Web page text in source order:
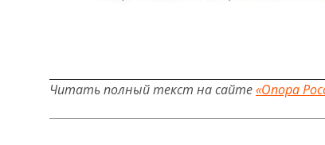
Читать полный текст на сайте«Опора